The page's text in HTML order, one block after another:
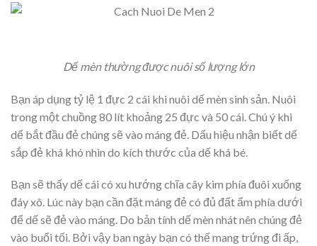
Dế mèn thường được nuôi số lượng lớn
Bạn áp dụng tỷ lệ 1 đực 2 cái khi nuôi dế mèn sinh sản. Nuôi
trong một chuồng 80 lít khoảng 25 đực và 50 cái. Chú ý khi
dế bắt đầu đẻ chúng sẽ vào máng đẻ. Dấu hiệu nhận biết dế
sắp đẻ khá khó nhìn do kích thước của dế khá bé.
Bạn sẽ thấy dế cái có xu hướng chĩa cây kim phía đuôi xuống
đáy xô. Lúc này bạn cần đặt máng đẻ có đủ đất ẩm phía dưới
để dế sẽ đẻ vào máng. Do bản tính dế mèn nhát nên chúng đẻ
vào buổi tối. Bởi vậy ban ngày bạn có thế mang trứng đi ấp,